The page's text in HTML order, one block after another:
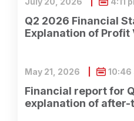
Q2 2026 Financial
Explanation of Profit
Financial report for
explanation of
May 21, 2026 10:46